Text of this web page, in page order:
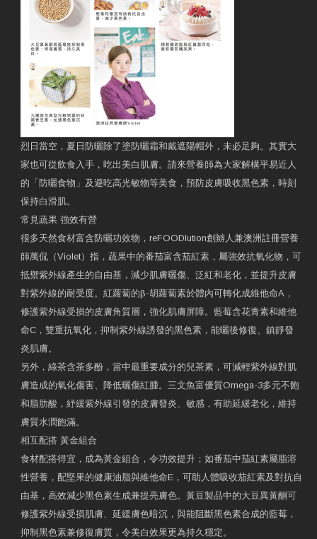
烈日當空，夏日防曬除了塗防曬霜和戴遮陽帽外，未必足夠。其實大
家也可從飲食入手，吃出美白肌膚。請來營養師為大家解構平易近人
的「防曬食物」及避吃高光敏物等美食，預防皮膚吸收黑色素，時刻
保持白滑肌。
常見蔬果 強效有營
很多天然食材富含防曬功效物，reFOODlution創辧人兼澳洲註冊營養
師萬侃（Violet）指，蔬果中的番茄富含茄紅素，屬強效抗氧化物，可
抵禦紫外線產生的自由基，減少肌膚曬傷、泛紅和老化，並提升皮膚
對紫外線的耐受度。紅蘿蔔的β-胡蘿蔔素於體內可轉化成維他命A，
修護紫外線受損的皮膚角質層，強化肌膚屏障。藍莓含花青素和維他
命C，雙重抗氧化，抑制紫外線誘發的黑色素，能曬後修復、鎮靜發
炎肌膚。
另外，綠茶含茶多酚，當中最重要成分的兒茶素，可減輕紫外線對肌
膚造成的氧化傷害、降低曬傷紅腫。三文魚富優質Omega-3多元不飽
和脂肪酸，紓緩紫外線引發的皮膚發炎、敏感，有助延緩老化，維持
膚質水潤飽滿。
相互配搭 黃金組合
食材配搭得宜，成為黃金組合，令功效提升；如番茄中茄紅素屬脂溶
性營養，配堅果的健康油脂與維他命E，可助人體吸收茄紅素及對抗自
由基，高效減少黑色素生成兼提亮膚色。黃豆製品中的大豆異黃酮可
修護紫外線受損肌膚、延緩膚色暗沉，與能阻斷黑色素合成的藍莓，
抑制黑色素兼修復膚質，令美白效果更為持久穩定。